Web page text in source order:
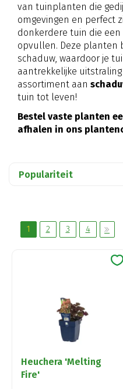
van tuinplanten die
omgevingen en perfect
donkerdere tuin die
opvullen. Deze planten
schaduw, waardoor je
aantrekkelijke
assortiment aan
tuin tot leven!
Bestel vaste planten
afhalen in ons
1 2 3 4
Heuchera 'Melting
Fire'